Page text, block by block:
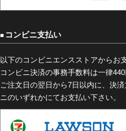
コンビニ支払い
以下のコンビニエンスストアからお
コンビニ決済の事務手数料は一律
ご注文日の翌日から7日以内に、決
ニのいずれかにてお支払い下さい。